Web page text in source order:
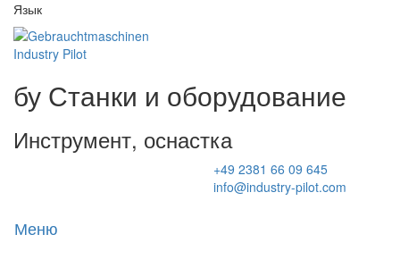
Язык
бу Станки и оборудование
Инструмент, оснастка
+49 2381 66 09 645
info@industry-pilot.com
Меню